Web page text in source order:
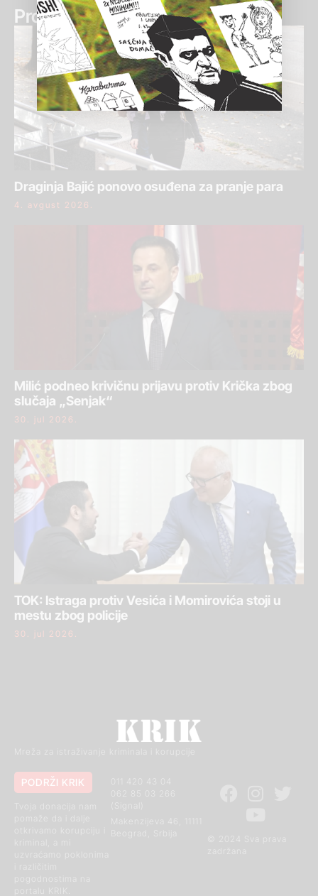
Pročitaj još:
Draginja Bajić ponovo osuđena za pranje para
4. avgust 2026.
Milić podneo krivičnu prijavu protiv Krička zbog
slučaja „Senjak“
30. jul 2026.
TOK: Istraga protiv Vesića i Momirovića stoji u
mestu zbog policije
30. jul 2026.
Mreža za istraživanje kriminala i korupcije
© 2024 Sva prava
011 420 43 04
Makenzijeva 46, 11111
PODRŽI KRIK
otkrivamo korupciju i
kriminal, a mi
uzvraćamo poklonima
i različitim
pogodnostima na
portalu KRIK.